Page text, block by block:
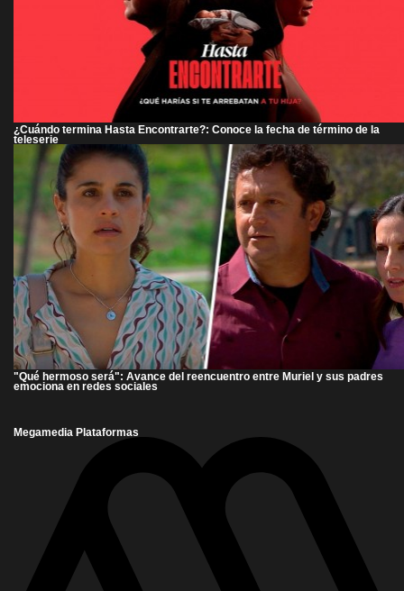
¿Cuándo termina Hasta Encontrarte?: Conoce la fecha de término de la
teleserie
"Qué hermoso será": Avance del reencuentro entre Muriel y sus padres
emociona en redes sociales
Megamedia Plataformas